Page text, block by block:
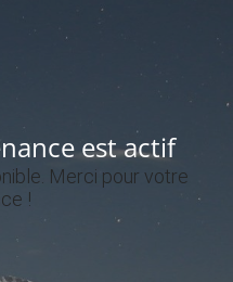
est actif
Merci pour votre
!